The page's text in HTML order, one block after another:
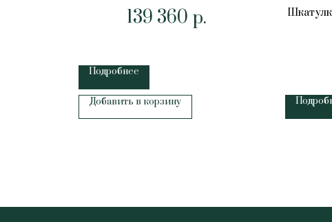
139 360 р.
Подробнее
Добавить в корзину